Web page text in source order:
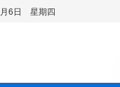
月6日 星期四